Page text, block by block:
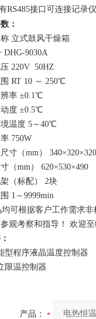
RS485接口可连接记录
：
立式鼓风干燥箱
DHG-9030A
220V 50HZ
RT 10 ～ 250℃
率 ±0.1℃
度 ±0.5℃
温度 5～40℃
750W
寸（mm）
340×320×320
（mm）
620×530×490
（标配）
2块
1～9999min
均可根据客户工作需求
观考察和指导！ 欢迎
：
能型程序液晶温度
立限温控制器
产品：